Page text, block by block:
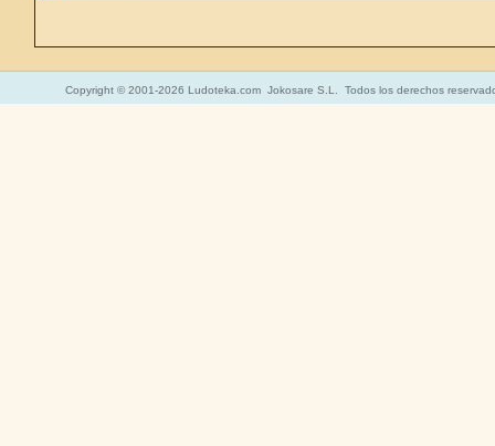
Copyright © 2001-2026 Ludoteka.com Jokosare S.L. Todos los derechos